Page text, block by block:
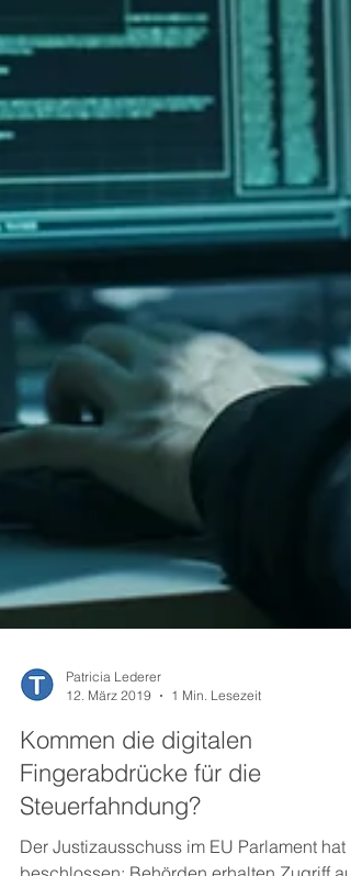
12. März 2019
1 Min. Lesezeit
Kommen die digitalen
Fingerabdrücke für die